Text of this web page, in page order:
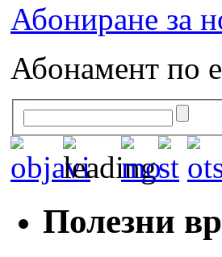
Абониране за
Абонамент по
Полезни